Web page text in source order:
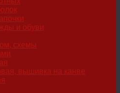
и обуви
схемы
вышивка на канве